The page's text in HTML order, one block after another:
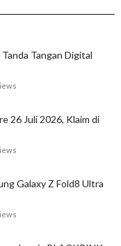
Tangan Digital
26 Juli 2026, Klaim di
Galaxy Z Fold8 Ultra